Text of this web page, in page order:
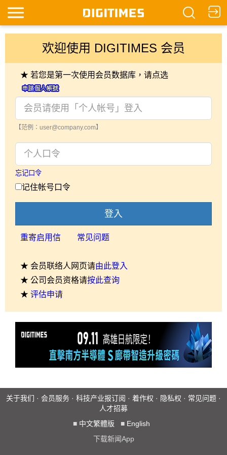
欢迎使用 DIGITIMES 会员
★ 若您是第一次使用会员数据库，请点选
【范例：user@company.com】
忘记口令
记住帐号口令
登入
重寄启用信 常见问题
★ 会员联络人网页请由此登入
★ 公司会员资格请按此查询
★ 评估申请
关于我们 · 会员服务 · 科技产业报订阅 · 着作权 · 隐私权 · 常见问题 ·
人才招募
■ 中文繁體版 ■ English
下载新闻App